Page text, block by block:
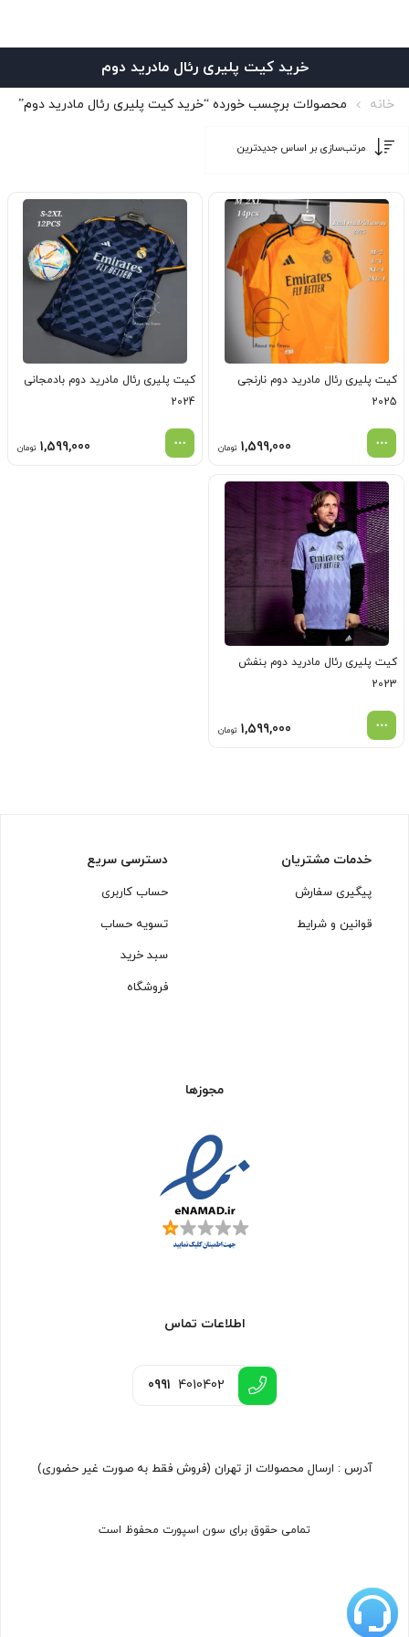
خرید کیت پلیری رئال مادرید دوم
خانه محصولات برچسب خورده “خرید کیت پلیری رئال مادرید دوم”
کیت پلیری رئال مادرید دوم نارنجی
2025
1,599,000 تومان
کیت پلیری رئال مادرید دوم بادمجانی
2024
1,599,000 تومان
کیت پلیری رئال مادرید دوم بنفش
2023
1,599,000 تومان
خدمات مشتریان
پیگیری سفارش
قوانین و شرایط
دسترسی سریع
حساب کاربری
تسویه حساب
سبد خرید
فروشگاه
مجوزها
اطلاعات تماس
0991 4010402
آدرس : ارسال محصولات از تهران (فروش فقط به صورت غیر حضوری)
تمامی حقوق برای سون اسپورت محفوظ است